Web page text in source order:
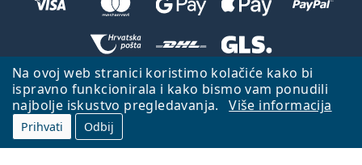
Na ovoj web stranici koristimo kolačiće kako bi
ispravno funkcionirala i kako bismo vam ponudili
najbolje iskustvo pregledavanja.
Više informacija
Prihvati Odbij
Natrag na početnu stranicu
Idi gore
Lentiamo.hr je u vlasništvu i upravljanju tvrtke Lentiamo s.r.o., Češka
Republika